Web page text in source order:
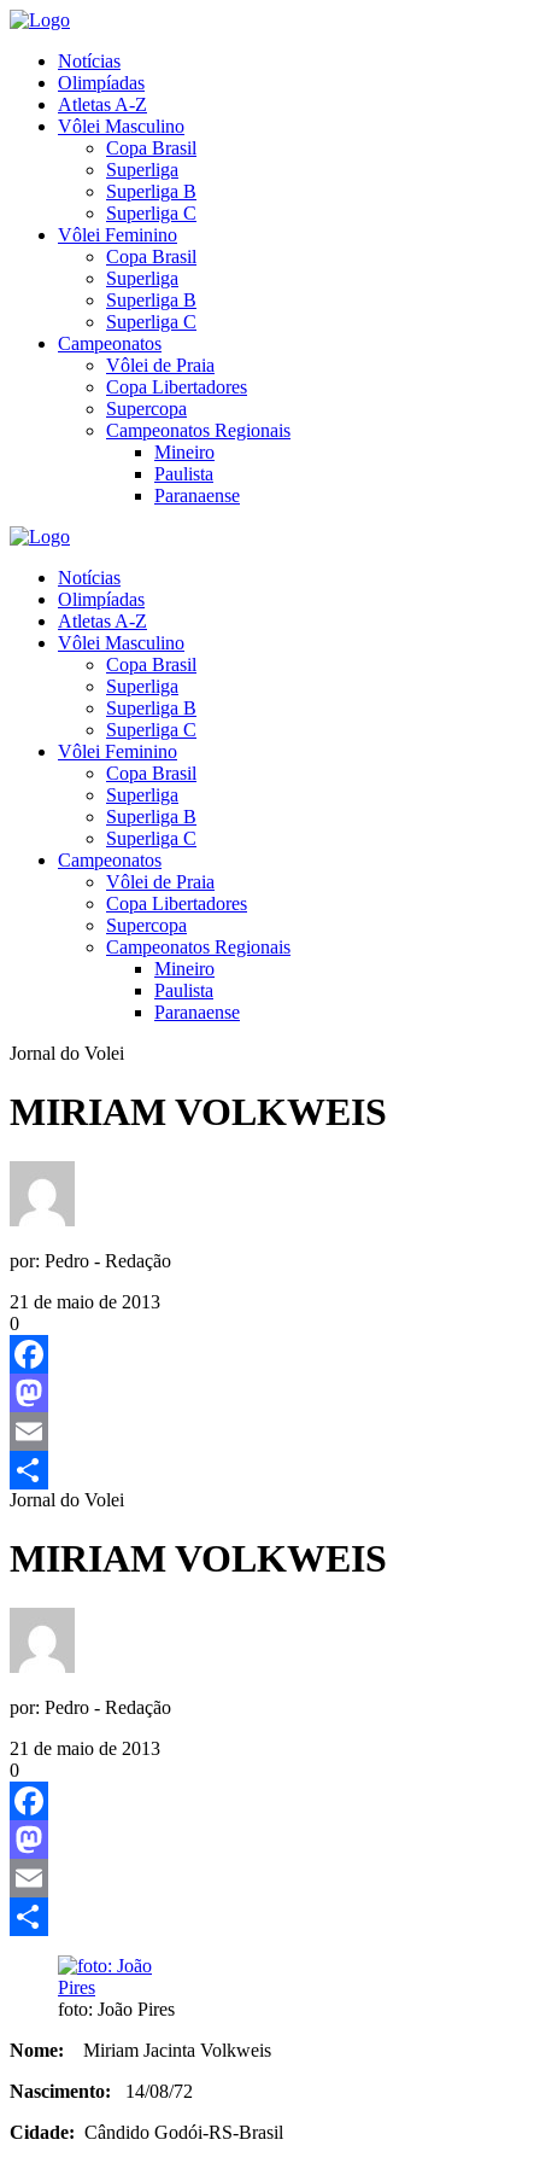
Notícias
Olimpíadas
Atletas A-Z
Vôlei Masculino
Copa Brasil
Superliga
Superliga B
Superliga C
Vôlei Feminino
Copa Brasil
Superliga
Superliga B
Superliga C
Campeonatos
Vôlei de Praia
Copa Libertadores
Supercopa
Campeonatos Regionais
Mineiro
Paulista
Paranaense
Notícias
Olimpíadas
Atletas A-Z
Vôlei Masculino
Copa Brasil
Superliga
Superliga B
Superliga C
Vôlei Feminino
Copa Brasil
Superliga
Superliga B
Superliga C
Campeonatos
Vôlei de Praia
Copa Libertadores
Supercopa
Campeonatos Regionais
Mineiro
Paulista
Paranaense
Jornal do Volei
MIRIAM VOLKWEIS
por: Pedro - Redação
21 de maio de 2013
0
Facebook
Mastodon
Email
Share
Jornal do Volei
MIRIAM VOLKWEIS
por: Pedro - Redação
21 de maio de 2013
0
Facebook
Mastodon
Email
foto: João Pires
Nome: Miriam Jacinta Volkweis
Nascimento: 14/08/72
Cidade: Cândido Godói-RS-Brasil